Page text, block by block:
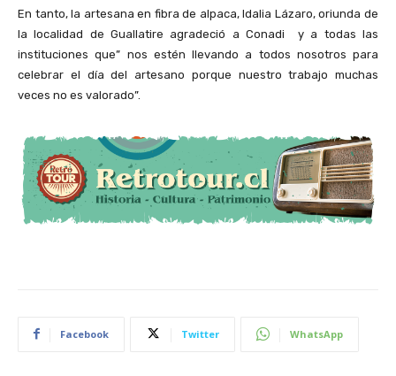
En tanto, la artesana en fibra de alpaca, Idalia Lázaro, oriunda de
la localidad de Guallatire agradeció a Conadi y a todas las
instituciones que” nos estén llevando a todos nosotros para
celebrar el día del artesano porque nuestro trabajo muchas
veces no es valorado”.
Facebook Twitter WhatsApp